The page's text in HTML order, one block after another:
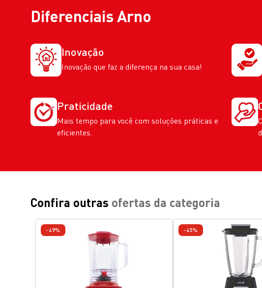
DiferenciaisArno
Inovação
Inovação que faz a diferença na sua casa!
Praticidade
Mais tempo para você com soluções práticas e
eficientes.
Confira outras ofertas da categoria
-49% -45%